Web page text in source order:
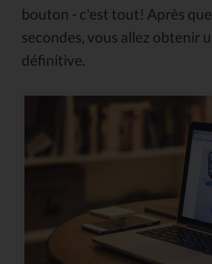
bouton - c'est tout! Après
secondes, vous allez obtenir
définitive.